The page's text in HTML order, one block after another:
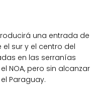
una entrada de
sur y el centro del
en las serranías
NOA, pero sin alcanzar
Paraguay.